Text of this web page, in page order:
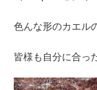
色んな形のカエル
皆様も自分に合っ